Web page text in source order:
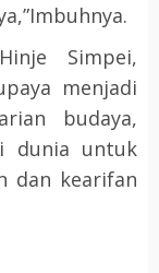
Simpei,
menjadi
budaya,
dunia untuk
dan kearifan